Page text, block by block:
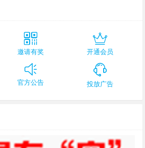
邀请有奖 开通会员
官方公告 投放广告